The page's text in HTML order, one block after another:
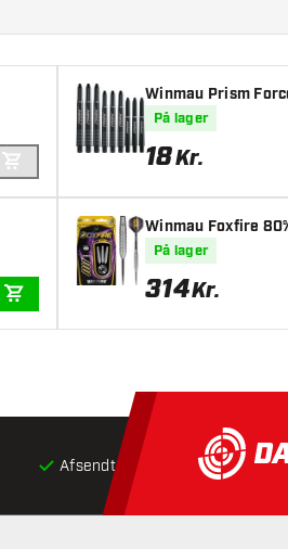
TILFØJ TIL KURV
Winmau Prism
På lager
18Kr.
Winmau Foxfire
På lager
314Kr.
Afsendt inden for 24 timer